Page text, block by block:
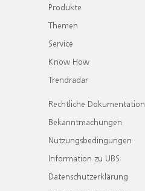
Produkte
Themen
Service
Know How
Trendradar
Rechtliche Dokumentation
Bekanntmachungen
Nutzungsbedingungen
Information zu UBS
Datenschutzerklärung